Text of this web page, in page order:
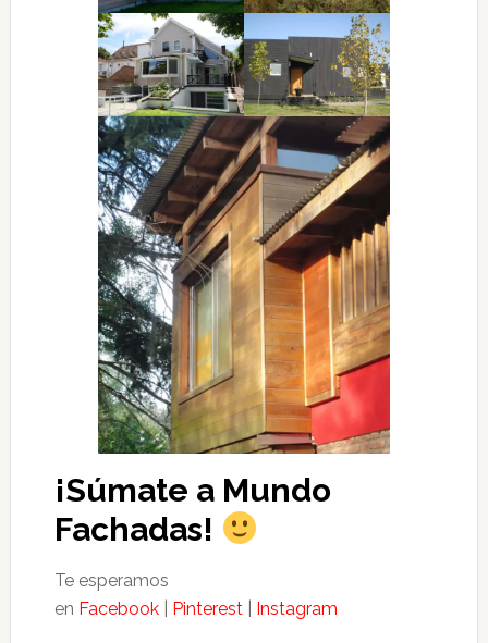
¡Súmate a Mundo
Fachadas!
Te esperamos
en Facebook| Pinterest| Instagram